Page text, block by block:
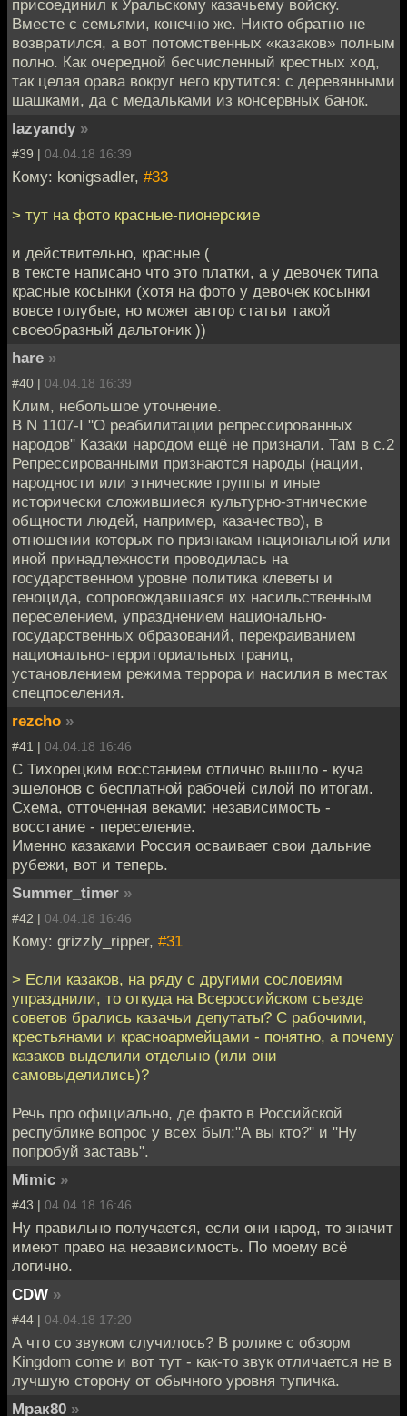
присоединил к Уральскому казачьему войску.
Вместе с семьями, конечно же. Никто обратно не
возвратился, а вот потомственных «казаков» полным
полно. Как очередной бесчисленный крестных ход,
так целая орава вокруг него крутится: с деревянными
шашками, да с медальками из консервных банок.
lazyandy »
#39 | 04.04.18 16:39
Кому: konigsadler, #33
> тут на фото красные-пионерские
и действительно, красные (
в тексте написано что это платки, а у девочек типа
красные косынки (хотя на фото у девочек косынки
вовсе голубые, но может автор статьи такой
своеобразный дальтоник ))
hare »
#40 | 04.04.18 16:39
Клим, небольшое уточнение.
В N 1107-I "О реабилитации репрессированных
народов" Казаки народом ещё не признали. Там в с.2
Репрессированными признаются народы (нации,
народности или этнические группы и иные
исторически сложившиеся культурно-этнические
общности людей, например, казачество), в
отношении которых по признакам национальной или
иной принадлежности проводилась на
государственном уровне политика клеветы и
геноцида, сопровождавшаяся их насильственным
переселением, упразднением национально-
государственных образований, перекраиванием
национально-территориальных границ,
установлением режима террора и насилия в местах
спецпоселения.
rezcho »
#41 | 04.04.18 16:46
С Тихорецким восстанием отлично вышло - куча
эшелонов с бесплатной рабочей силой по итогам.
Схема, отточенная веками: независимость -
восстание - переселение.
Именно казаками Россия осваивает свои дальние
рубежи, вот и теперь.
Summer_timer »
#42 | 04.04.18 16:46
Кому: grizzly_ripper, #31
> Если казаков, на ряду с другими сословиям
упразднили, то откуда на Всероссийском съезде
советов брались казачьи депутаты? С рабочими,
крестьянами и красноармейцами - понятно, а почему
казаков выделили отдельно (или они
самовыделились)?
Речь про официально, де факто в Российской
республике вопрос у всех был:"А вы кто?" и "Ну
попробуй заставь".
Mimic »
#43 | 04.04.18 16:46
Ну правильно получается, если они народ, то значит
имеют право на независимость. По моему всё
логично.
CDW »
#44 | 04.04.18 17:20
А что со звуком случилось? В ролике с обзорм
Kingdom come и вот тут - как-то звук отличается не в
лучшую сторону от обычного уровня тупичка.
Мрак80 »